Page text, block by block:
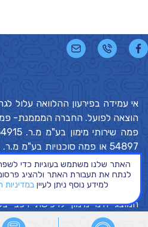
אי עמידה בפירעון ההלוואה עלול
מ.ר. 54898 ("
פמה "). הצעת
בתנאי החיתום, בהתאם לנתוניו
לשיקול הדעת הבלעדי ולתנאים
המוצג הינו מימון לרכישת
הרכבים ואינה נושאת באחריות
האתר שלנו משתמש בעוגיות כדי
לנתח את תעבורת האתר ולהציג
למידע נוסף ניתן לעיין במדיניות